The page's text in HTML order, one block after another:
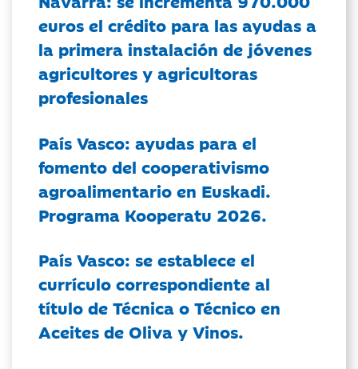
euros el crédito para las ayudas a
la primera instalación de jóvenes
agricultores y agricultoras
profesionales
País Vasco: ayudas para el
fomento del cooperativismo
agroalimentario en Euskadi.
Programa Kooperatu 2026.
País Vasco: se establece el
currículo correspondiente al
título de Técnica o Técnico en
Aceites de Oliva y Vinos.